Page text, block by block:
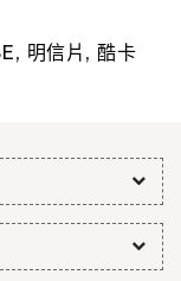
, 明信片 ,酷卡